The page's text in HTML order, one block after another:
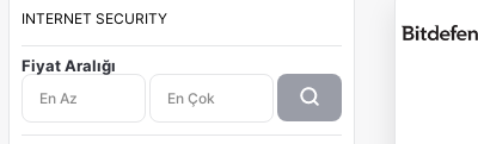
INTERNET SECURITY
Fiyat Aralığı